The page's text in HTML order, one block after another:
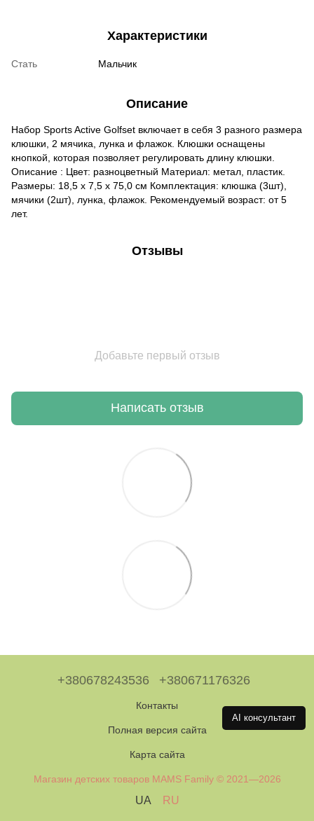
Характеристики
Стать Мальчик
Описание
Набор Sports Active Golfset включает в себя 3 разного размера
клюшки, 2 мячика, лунка и флажок. Клюшки оснащены
кнопкой, которая позволяет регулировать длину клюшки.
Описание : Цвет: разноцветный Материал: метал, пластик.
Размеры: 18,5 х 7,5 х 75,0 см Комплектация: клюшка (3шт),
мячики (2шт), лунка, флажок. Рекомендуемый возраст: от 5
лет.
Отзывы
Добавьте первый отзыв
Написать отзыв
+380678243536 +380671176326
Контакты
Полная версия сайта
Карта сайта
Магазин детских товаров MAMS Family © 2021—2026
UA RU
AI консультант